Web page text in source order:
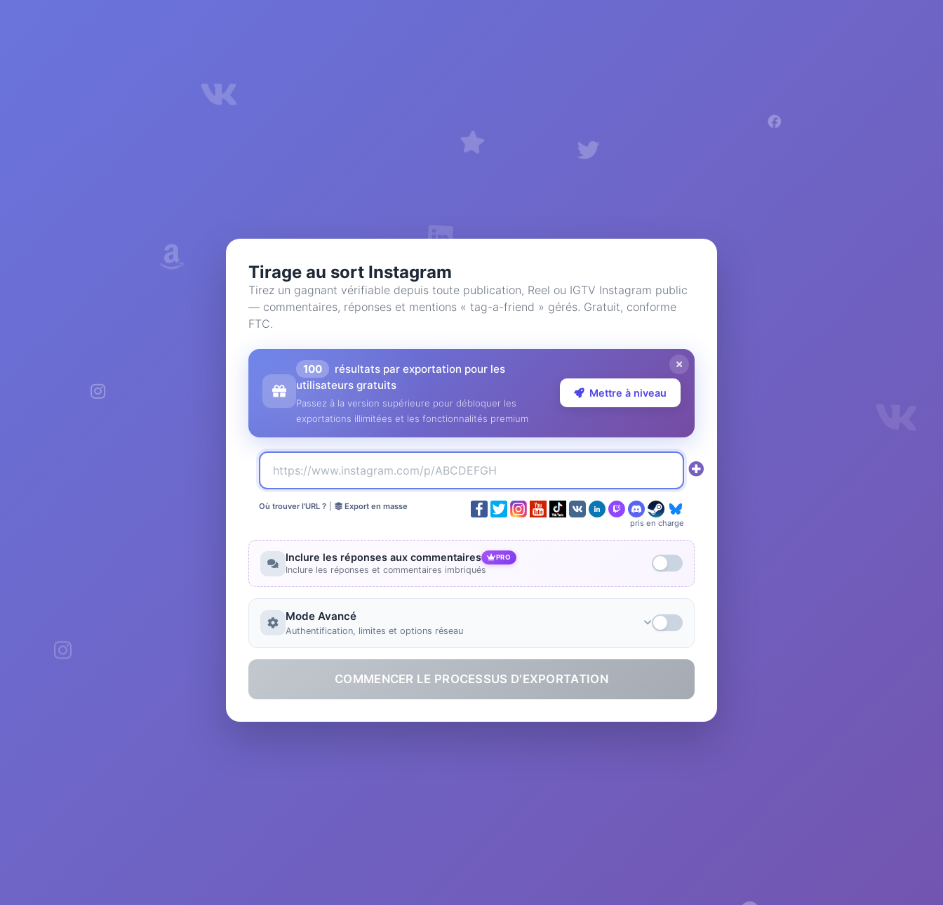
Tirage au sort Instagram
Tirez un gagnant vérifiable depuis toute publication, Reel ou IGTV Instagram public
— commentaires, réponses et mentions « tag-a-friend » gérés. Gratuit, conforme
FTC.
100
résultats par exportation pour les
utilisateurs gratuits
Passez à la version supérieure pour débloquer les
exportations illimitées et les fonctionnalités premium
Mettre à niveau
Où trouver l'URL ?
Export en masse
pris en charge
Inclure les réponses aux commentaires PRO
Inclure les réponses et commentaires imbriqués
Mode Avancé
Authentification, limites et options réseau
COMMENCER LE PROCESSUS D'EXPORTATION